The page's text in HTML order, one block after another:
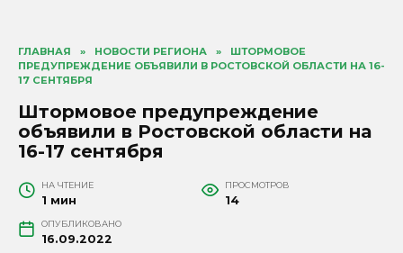
ГЛАВНАЯ » НОВОСТИ РЕГИОНА »
ШТОРМОВОЕ
ПРЕДУПРЕЖДЕНИЕ ОБЪЯВИЛИ В РОСТОВСКОЙ ОБЛАСТИ НА 16-
17 СЕНТЯБРЯ
Штормовое предупреждение
объявили в Ростовской области на
16-17 сентября
НА ЧТЕНИЕ
1 мин
ПРОСМОТРОВ
14
ОПУБЛИКОВАНО
16.09.2022